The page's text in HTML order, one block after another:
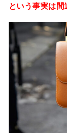
という事実は間